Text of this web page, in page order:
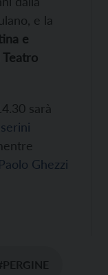
e la
e
sarà
Ghezzi